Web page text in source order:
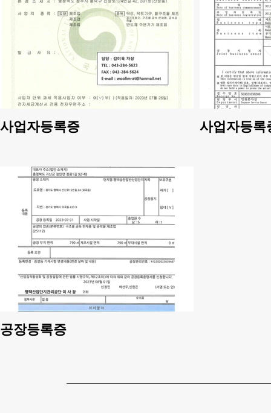
사업자등록증 사업자등
공장등록증